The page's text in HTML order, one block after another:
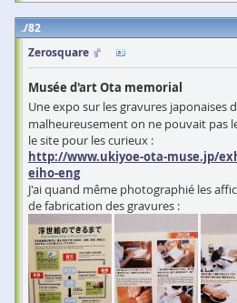
82
Zerosquare
Musée d'art Ota memorial
Une expo sur les gravures japonaises
malheureusement on ne pouvait pas
le site pour les curieux :
http://www.ukiyoe-ota-muse.jp/
eiho-eng
J'ai quand même photographié les
de fabrication des gravures :